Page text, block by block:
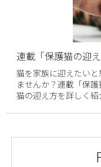
連載「保護猫の迎え
猫を家族に迎えたい
ませんか？連載「保
猫の迎え方を詳しく紹